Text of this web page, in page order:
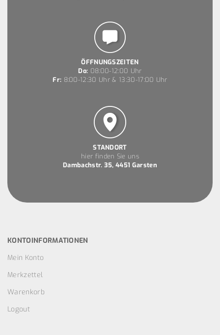
ÖFFNUNGSZEITEN
Do: 08:00-12:00 Uhr
Fr: 8:00-12:30 Uhr & 13:30-17:00 Uhr
STANDORT
hier finden Sie uns
Dambachstr. 35, 4451 Garsten
KONTOINFORMATIONEN
Mein Konto
Merkzettel
Warenkorb
Logout